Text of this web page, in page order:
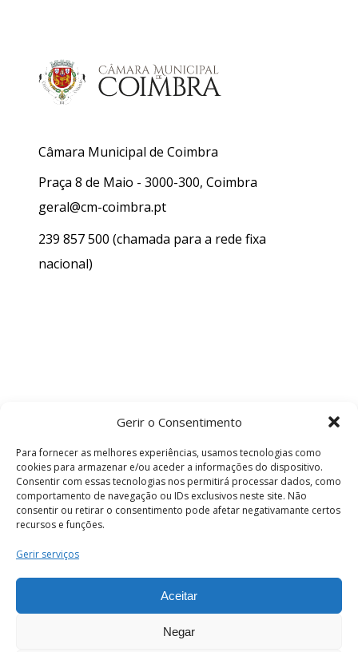
Gerir o Consentimento
Para fornecer as melhores experiências, usamos tecnologias como
cookies para armazenar e/ou aceder a informações do dispositivo.
Consentir com essas tecnologias nos permitirá processar dados, como
comportamento de navegação ou IDs exclusivos neste site. Não
consentir ou retirar o consentimento pode afetar negativamante certos
recursos e funções.
Gerir serviços
Aceitar
Negar
Câmara Municipal de Coimbra
Praça 8 de Maio - 3000-300, Coimbra
geral@cm-coimbra.pt
239 857 500 (chamada para a rede fixa
nacional)
Termos e Condições
os direitos reservados.